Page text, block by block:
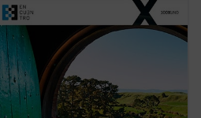
con la comunidad si quieres arrojarlo al
fuego y destruirlo para siempre. Tendrás
...
(ver ficha)